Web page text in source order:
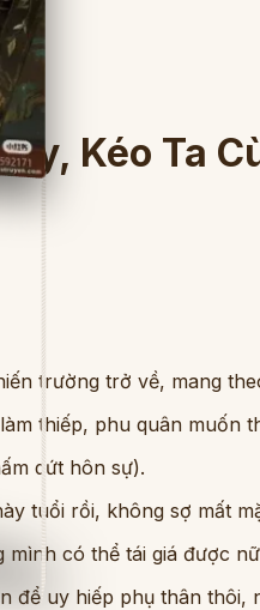
Kéo Ta
trường trở về, mang
thiếp, phu quân muốn
dứt hôn sự).
tuổi rồi, không sợ mất
mình có thể tái giá được
để uy hiếp phụ thân thôi,